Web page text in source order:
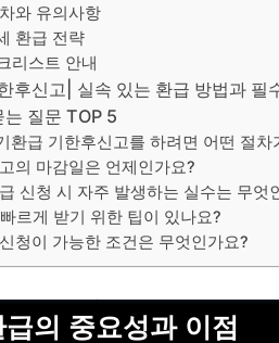
와 유의사항
환급 전략
리스트 안내
후신고| 실속 있는 환급 방법과
질문 TOP 5
환급 기한후신고를 하려면 어떤 절차
의 마감일은 언제인가요?
신청 시 자주 발생하는 실수는 무엇
르게 받기 위한 팁이 있나요?
청이 가능한 조건은 무엇인가요?
의 중요성과 이점